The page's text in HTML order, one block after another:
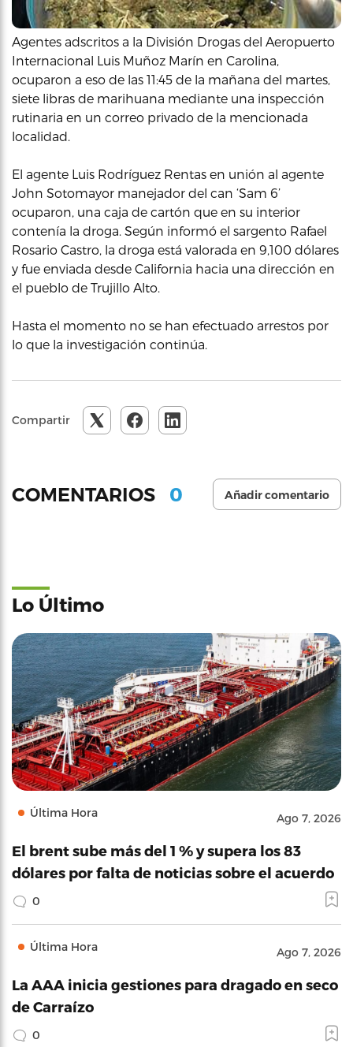
Agentes adscritos a la División Drogas del Aeropuerto
Internacional Luis Muñoz Marín en Carolina,
ocuparon a eso de las 11:45 de la mañana del martes,
siete libras de marihuana mediante una inspección
rutinaria en un correo privado de la mencionada
localidad.
El agente Luis Rodríguez Rentas en unión al agente
John Sotomayor manejador del can ‘Sam 6’
ocuparon, una caja de cartón que en su interior
contenía la droga. Según informó el sargento Rafael
Rosario Castro, la droga está valorada en 9,100 dólares
y fue enviada desde California hacia una dirección en
el pueblo de Trujillo Alto.
Hasta el momento no se han efectuado arrestos por
lo que la investigación continúa.
Compartir
COMENTARIOS 0 Añadir comentario
Lo Último
Última Hora Ago 7, 2026
El brent sube más del 1 % y supera los 83
dólares por falta de noticias sobre el acuerdo
0
Última Hora Ago 7, 2026
La AAA inicia gestiones para dragado en seco
de Carraízo
0